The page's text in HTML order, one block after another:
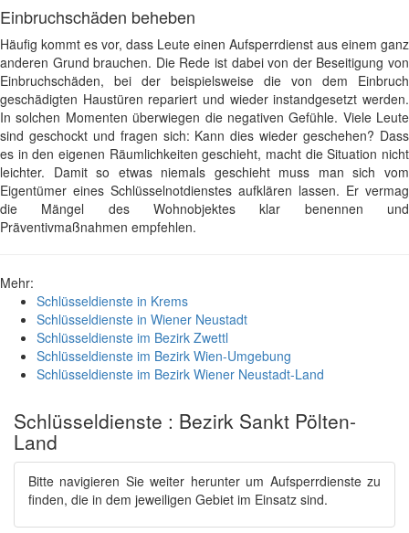
Einbruchschäden beheben
Häufig kommt es vor, dass Leute einen Aufsperrdienst aus einem ganz
anderen Grund brauchen. Die Rede ist dabei von der Beseitigung von
Einbruchschäden, bei der beispielsweise die von dem Einbruch
geschädigten Haustüren repariert und wieder instandgesetzt werden.
In solchen Momenten überwiegen die negativen Gefühle. Viele Leute
sind geschockt und fragen sich: Kann dies wieder geschehen? Dass
es in den eigenen Räumlichkeiten geschieht, macht die Situation nicht
leichter. Damit so etwas niemals geschieht muss man sich vom
Eigentümer eines Schlüsselnotdienstes aufklären lassen. Er vermag
die Mängel des Wohnobjektes klar benennen und
Präventivmaßnahmen empfehlen.
Mehr:
Schlüsseldienste in Krems
Schlüsseldienste in Wiener Neustadt
Schlüsseldienste im Bezirk Zwettl
Schlüsseldienste im Bezirk Wien-Umgebung
Schlüsseldienste im Bezirk Wiener Neustadt-Land
Schlüsseldienste : Bezirk Sankt Pölten-
Land
Bitte navigieren Sie weiter herunter um Aufsperrdienste zu
finden, die in dem jeweiligen Gebiet im Einsatz sind.